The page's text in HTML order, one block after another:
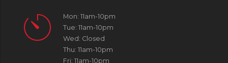
Mon: 11am-10pm
Tue: 11am-10pm
Wed: Closed
Thu: 11am-10pm
Fri: 11am-10pm